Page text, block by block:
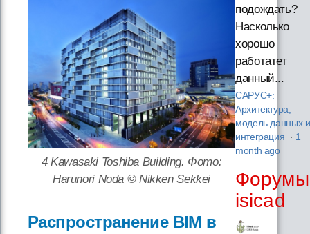
4 Kawasaki Toshiba Building. Фото:
Harunori Noda © Nikken Sekkei
Распространение BIM в
подождать?
Насколько
хорошо
работатет
данный...
САРУС+:
Архитектура,
модель данных и
интеграция · 1
month ago
Форумы
isicad